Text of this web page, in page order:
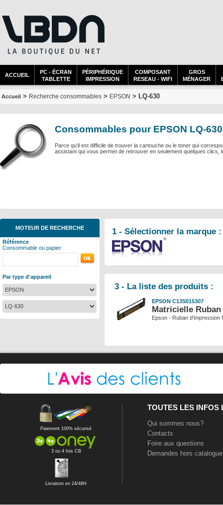
ACCUEIL
PC - ÉCRAN
TABLETTE
PÉRIPHÉRIQUE
IMPRESSION
COMPOSANT
RESEAU - WIFI
GROS
MÉNAGER
Accueil > Recherche consommables > EPSON > LQ-630
Consommables pour EPSON LQ-630
Parce qu'il est difficile de trouver la cartouche ou le toner qui
assistant qui vous permet de retrouver en seulement quelques
MOTEUR DE RECHERCHE
Référence
Consommable ou papier
Par type d'appareil
1 - Sélectionner la marque :
3 - La liste des produits :
EPSON C13S015307
Matricielle
Epson - Ruban d'impression
Paiement 100% sécurisé
3 ou 4 fois CB
Livraison en 24/48H
TOUTES LES INFOS
Qui sommes nous?
Contacts
Foire aux questions
Demandes hors catalogue